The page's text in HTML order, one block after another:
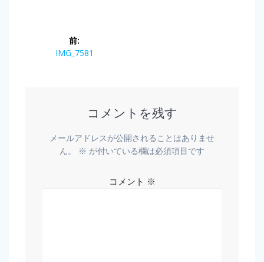
前:
IMG_7581
コメントを残す
メールアドレスが公開されることはありませ
ん。
※ が付いている欄は必須項目です
コメント ※